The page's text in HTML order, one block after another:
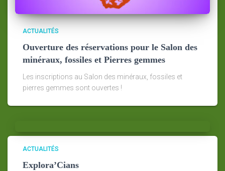
ACTUALITÉS
Ouverture des réservations pour le Salon des
minéraux, fossiles et Pierres gemmes
Les inscriptions au Salon des minéraux, fossiles et
pierres gemmes sont ouvertes !
ACTUALITÉS
Explora’Cians